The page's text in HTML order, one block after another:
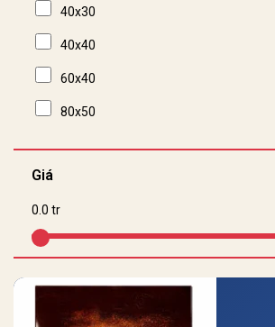
40x30
40x40
60x40
80x50
Giá
0.0 tr